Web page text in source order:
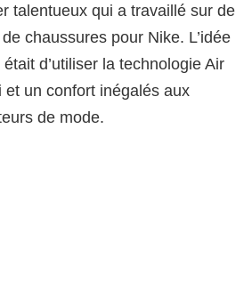
talentueux qui a travaillé sur de
chaussures pour Nike. L’idée
d’utiliser la technologie Air
et un confort inégalés aux
de mode.